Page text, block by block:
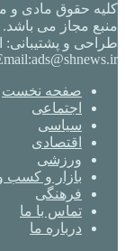
کلیه حقوق مادی و
منبع مجاز می باشد.
صفحه نخست
اجتماعی
سیاسی
اقتصادی
ورزشی
بازار و کسب
فرهنگی
تماس با ما
درباره ما